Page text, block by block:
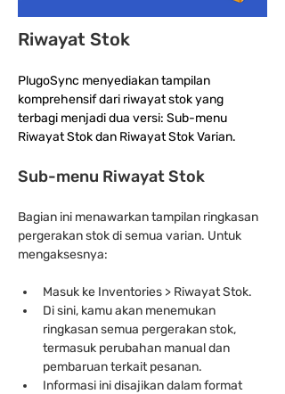
Riwayat Stok
PlugoSync menyediakan tampilan
komprehensif dari riwayat stok yang
terbagi menjadi dua versi: Sub-menu
Riwayat Stok dan Riwayat Stok Varian.
Sub-menu Riwayat Stok
Bagian ini menawarkan tampilan ringkasan
pergerakan stok di semua varian. Untuk
mengaksesnya:
Masuk ke Inventories > Riwayat Stok.
Di sini, kamu akan menemukan
ringkasan semua pergerakan stok,
termasuk perubahan manual dan
pembaruan terkait pesanan.
Informasi ini disajikan dalam format